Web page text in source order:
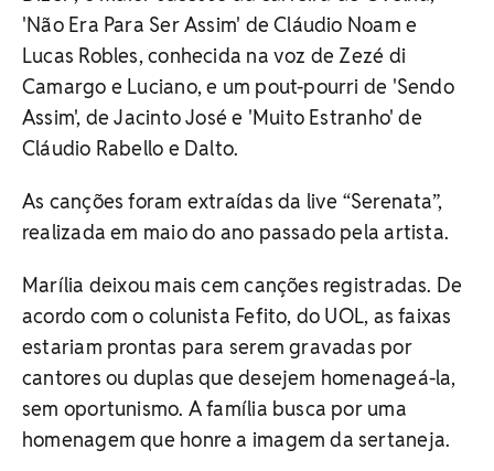
'Não Era Para Ser Assim' de Cláudio Noam e
Lucas Robles, conhecida na voz de Zezé di
Camargo e Luciano, e um pout-pourri de 'Sendo
Assim', de Jacinto José e 'Muito Estranho' de
Cláudio Rabello e Dalto.
As canções foram extraídas da live “Serenata”,
realizada em maio do ano passado pela artista.
Marília deixou mais cem canções registradas. De
acordo com o colunista Fefito, do UOL, as faixas
estariam prontas para serem gravadas por
cantores ou duplas que desejem homenageá-la,
sem oportunismo. A família busca por uma
homenagem que honre a imagem da sertaneja.